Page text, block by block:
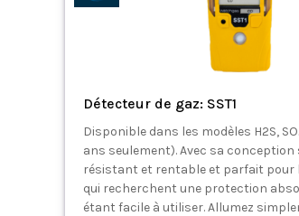
Détecteur de gaz: SST1
Disponible dans les modèles H2S,
ans seulement). Avec sa conception
résistant et rentable et parfait pour
qui recherchent une protection
étant facile à utiliser. Allumez